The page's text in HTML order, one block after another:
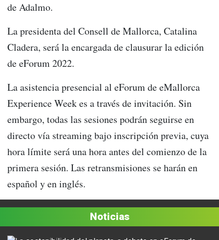
de Adalmo.
La presidenta del Consell de Mallorca, Catalina
Cladera, será la encargada de clausurar la edición
de eForum 2022.
La asistencia presencial al eForum de eMallorca
Experience Week es a través de invitación. Sin
embargo, todas las sesiones podrán seguirse en
directo vía streaming bajo inscripción previa, cuya
hora límite será una hora antes del comienzo de la
primera sesión. Las retransmisiones se harán en
español y en inglés.
Noticias